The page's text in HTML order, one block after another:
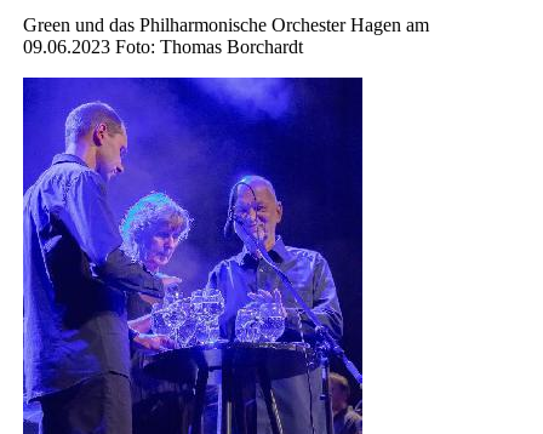
Green und das Philharmonische Orchester Hagen am
09.06.2023 Foto: Thomas Borchardt